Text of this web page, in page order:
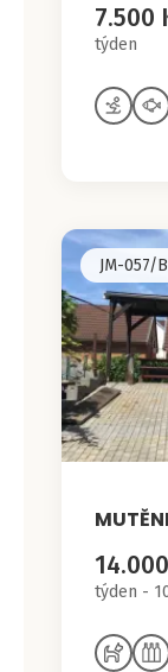
7.500
týden
JM-057/B
týden -